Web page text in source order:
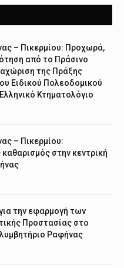
– Πικερμίου: Προχωρά,
από το Πράσινο
της Πράξης
Ειδικού Πολεοδομικού
Κτηματολόγιο
– Πικερμίου:
στην κεντρική
την εφαρμογή των
Προστασίας στο
Ραφήνας